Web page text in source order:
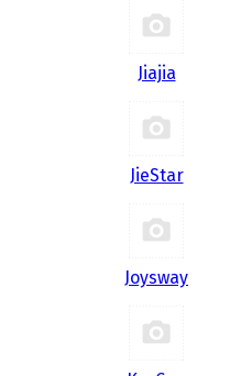
Jiajia
JieStar
Joysway